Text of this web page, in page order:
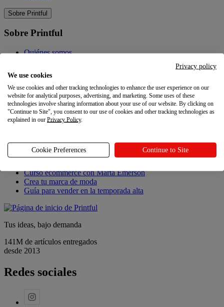
Sobre Printful
Sobre Printful
Quiénes somos
Programa de afiliados
Programa de referidos
Carreras
Ajustes de privacidad
Novedades
Novedades
Curso ecommerce con Marta Emerson
Crea tu marca de moda
Guía para vender en la temporada alta
Tus ideas, bajo demanda
141M de artículos entregados
desde 2013
Redes sociales
Privacy policy
We use cookies
We use cookies and other tracking technologies to enhance the user experience on our
website for analytical purposes, advertising, and marketing. Some uses of these
technologies involve sharing information about your use of our website. By clicking on
"Continue to Site", you consent to our use of cookies and other tracking technologies as
explained in our Privacy Policy.
Cookie Preferences Continue to Site